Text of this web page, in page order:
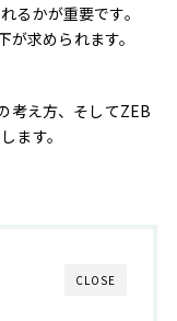
るかが重要です。
求められます。
考え方、そしてZEB
ます。
CLOSE